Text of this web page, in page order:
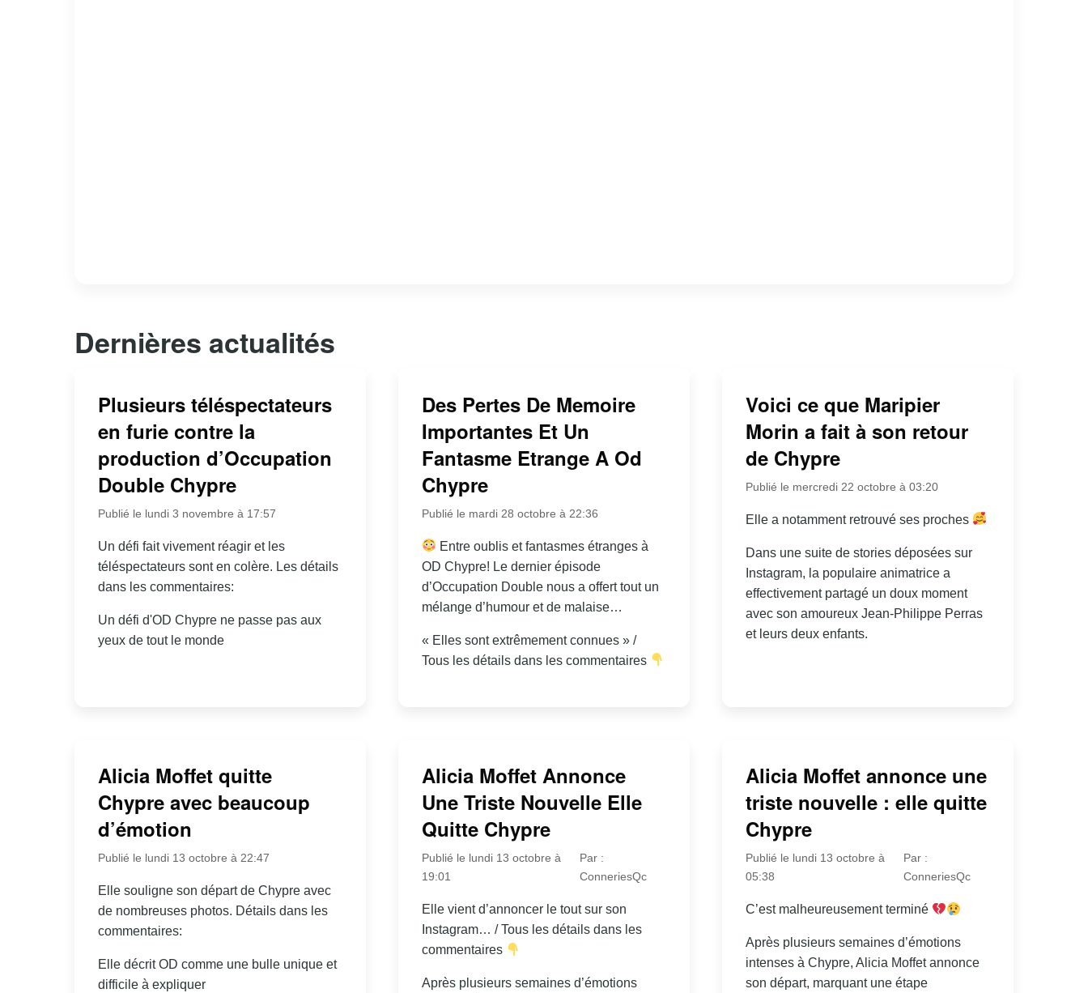
Dernières actualités
Plusieurs téléspectateurs
en furie contre la
production d’Occupation
Double Chypre
Publié le lundi 3 novembre à 17:57
Un défi fait vivement réagir et les
téléspectateurs sont en colère. Les détails
dans les commentaires:
Un défi d'OD Chypre ne passe pas aux
yeux de tout le monde
Des Pertes De Memoire
Importantes Et Un
Fantasme Etrange A Od
Chypre
Publié le mardi 28 octobre à 22:36
Entre oublis et fantasmes étranges à
OD Chypre! Le dernier épisode
d’Occupation Double nous a offert tout un
mélange d’humour et de malaise…
« Elles sont extrêmement connues » /
Tous les détails dans les commentaires
Voici ce que Maripier
Morin a fait à son retour
de Chypre
Publié le mercredi 22 octobre à 03:20
Elle a notamment retrouvé ses proches
Dans une suite de stories déposées sur
Instagram, la populaire animatrice a
effectivement partagé un doux moment
avec son amoureux Jean-Philippe Perras
et leurs deux enfants.
Alicia Moffet quitte
Chypre avec beaucoup
d’émotion
Publié le lundi 13 octobre à 22:47
Elle souligne son départ de Chypre avec
de nombreuses photos. Détails dans les
commentaires:
Elle décrit OD comme une bulle unique et
difficile à expliquer
Alicia Moffet Annonce
Une Triste Nouvelle Elle
Quitte Chypre
Publié le lundi 13 octobre à
19:01
Par :
ConneriesQc
Elle vient d’annoncer le tout sur son
Instagram… / Tous les détails dans les
commentaires
Après plusieurs semaines d’émotions
Alicia Moffet annonce une
triste nouvelle : elle quitte
Chypre
Publié le lundi 13 octobre à
05:38
Par :
ConneriesQc
C’est malheureusement terminé
Après plusieurs semaines d’émotions
intenses à Chypre, Alicia Moffet annonce
son départ, marquant une étape